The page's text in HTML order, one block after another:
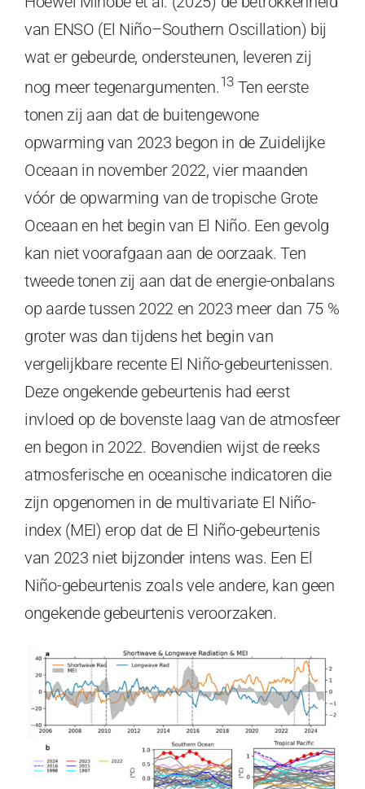
van ENSO (El Niño–Southern Oscillation) bij
wat er gebeurde, ondersteunen, leveren zij
nog meer tegenargumenten.13Ten eerste
tonen zij aan dat de buitengewone
opwarming van 2023 begon in de Zuidelijke
Oceaan in november 2022, vier maanden
vóór de opwarming van de tropische Grote
Oceaan en het begin van El Niño. Een gevolg
kan niet voorafgaan aan de oorzaak. Ten
tweede tonen zij aan dat de energie-onbalans
op aarde tussen 2022 en 2023 meer dan 75 %
groter was dan tijdens het begin van
vergelijkbare recente El Niño-gebeurtenissen.
Deze ongekende gebeurtenis had eerst
invloed op de bovenste laag van de atmosfeer
en begon in 2022. Bovendien wijst de reeks
atmosferische en oceanische indicatoren die
zijn opgenomen in de multivariate El Niño-
index (MEI) erop dat de El Niño-gebeurtenis
van 2023 niet bijzonder intens was. Een El
Niño-gebeurtenis zoals vele andere, kan geen
ongekende gebeurtenis veroorzaken.